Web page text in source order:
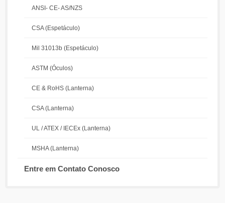
ANSI- CE- AS/NZS
CSA (Espetáculo)
Mil 31013b (Espetáculo)
ASTM (Óculos)
CE & RoHS (Lanterna)
CSA (Lanterna)
UL / ATEX / IECEx (Lanterna)
MSHA (Lanterna)
Entre em Contato Conosco